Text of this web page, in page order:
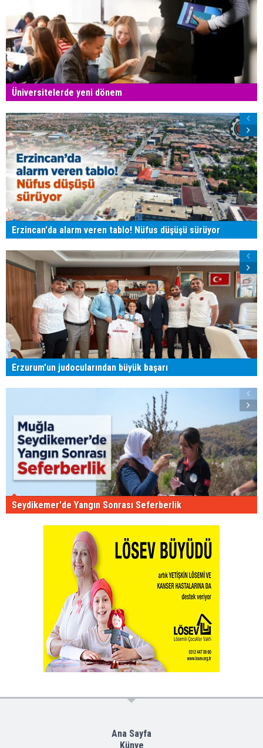
Üniversitelerde yeni dönem
Erzincan'da alarm veren tablo! Nüfus düşüşü sürüyor
Erzurum'un judocularından büyük başarı
Seydikemer'de Yangın Sonrası Seferberlik
Ana Sayfa
Künye